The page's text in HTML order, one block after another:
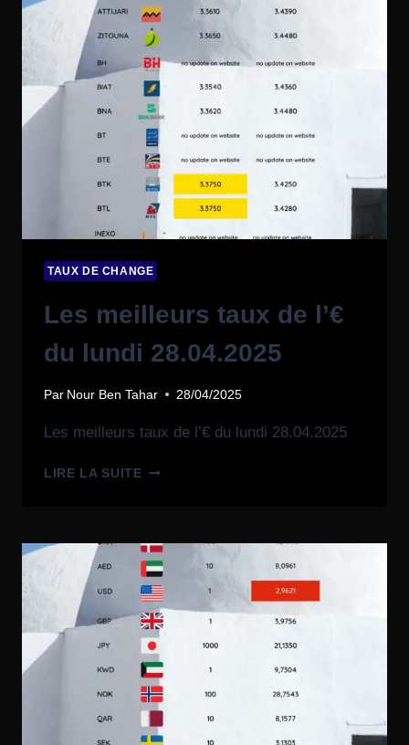
TAUX DE CHANGE
Les meilleurs taux de l’€
du lundi 28.04.2025
Par Nour Ben Tahar 28/04/2025
Les meilleurs taux de l’€ du lundi 28.04.2025
LIRE LA SUITE